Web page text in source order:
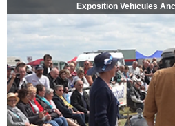
Exposition Vehicules